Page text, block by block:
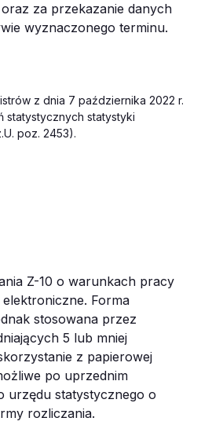
za przekazanie danych
wyznaczonego terminu.
z dnia 7 października 2022 r.
statystycznych statystyki
poz. 2453).
Z-10 o warunkach pracy
Forma
stosowana przez
5 lub mniej
z papierowej
po uprzednim
urzędu statystycznego o
rozliczania.